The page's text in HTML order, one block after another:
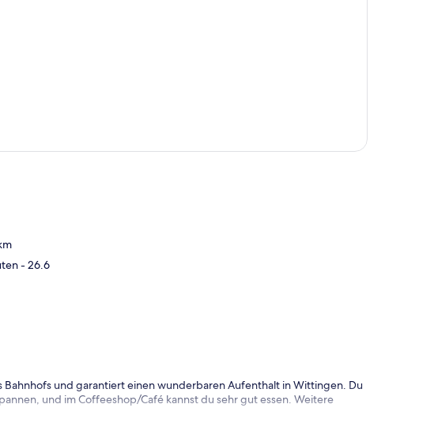
- 26.6
Bahnhofs und garantiert einen wunderbaren Aufenthalt in Wittingen. Du
und im Coffeeshop/Café kannst du sehr gut essen. Weitere